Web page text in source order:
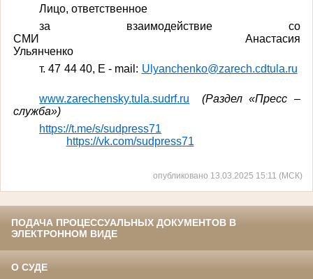
Лицо, ответственное
за взаимодействие со
СМИ Анастасия
Ульянченко
т. 47 44 40, E - mail: Ulyanchenko@zarech.cdtula.ru
www.zarechensky.tula.sudrf.ru (Раздел «Пресс –
служба»)
https://t.me/s/sudpress71
https://vk.com/sudpress71
опубликовано 13.03.2025 15:11 (МСК)
ПОДАЧА ПРОЦЕССУАЛЬНЫХ ДОКУМЕНТОВ В
ЭЛЕКТРОННОМ ВИДЕ
О СУДЕ